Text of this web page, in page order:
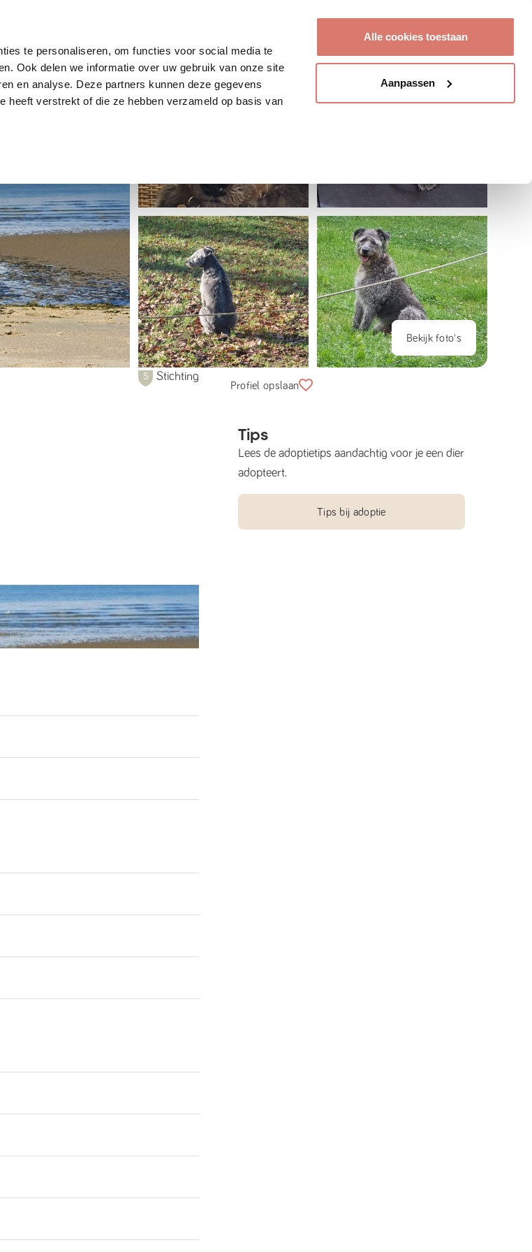
te personaliseren, om functies voor social media te
Ook delen we informatie over uw gebruik van onze site
en analyse. Deze partners kunnen deze gegevens
heeft verstrekt of die ze hebben verzameld op basis van
Alle cookies toestaan
Aanpassen
het?
Bekijk foto's
Stichting
Profiel opslaan
Tips
Lees de adoptietips aandachtig voor je een dier
adopteert.
Tips bij adoptie